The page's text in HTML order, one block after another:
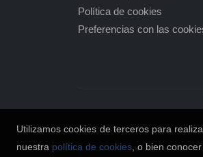
Utilizamos cookies de terceros para
nuestra política de cookies , o bien
Política de cookies
Preferencias con las